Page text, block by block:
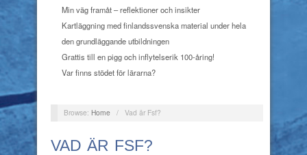
Min väg framåt – reflektioner och insikter
Kartläggning med finlandssvenska material under hela
den grundläggande utbildningen
Grattis till en pigg och inflytelserik 100-åring!
Var finns stödet för lärarna?
Browse: Home / Vad är Fsf?
VAD ÄR FSF?